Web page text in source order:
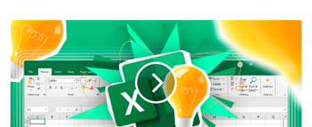
عرض
الأعمدة
في
Excel
ليتناسب